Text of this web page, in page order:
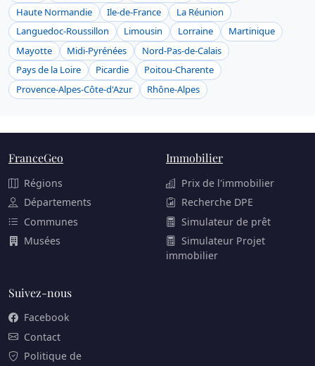
Haute Normandie
Ile-de-France
La Réunion
Languedoc-Roussillon
Limousin Lorraine
Martinique
Mayotte
Midi-Pyrénées
Nord-Pas-de-Calais
Pays de la Loire
Picardie
Poitou-Charente
Provence-Alpes-Côte-d'Azur
Rhône-Alpes
FranceGeo
Régions
Départements
Communes
Musées
Immobilier
Prix de l'immobilier
Recherche DPE
Simulateur de prêt
Simulateur Projet
immobilier
Suivez-nous
Facebook
Contact
Politique de